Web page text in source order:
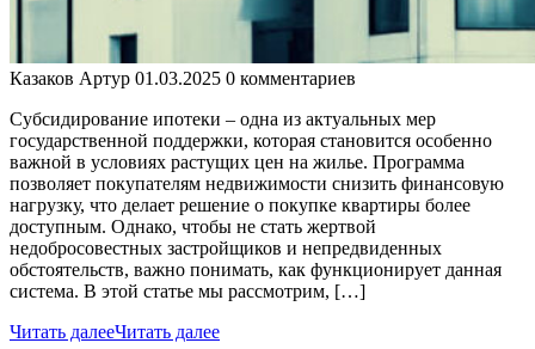
Казаков Артур 01.03.2025 0 комментариев
Субсидирование ипотеки – одна из актуальных мер
государственной поддержки, которая становится особенно
важной в условиях растущих цен на жилье. Программа
позволяет покупателям недвижимости снизить финансовую
нагрузку, что делает решение о покупке квартиры более
доступным. Однако, чтобы не стать жертвой
недобросовестных застройщиков и непредвиденных
обстоятельств, важно понимать, как функционирует данная
система. В этой статье мы рассмотрим, […]
Читать далееЧитать далее